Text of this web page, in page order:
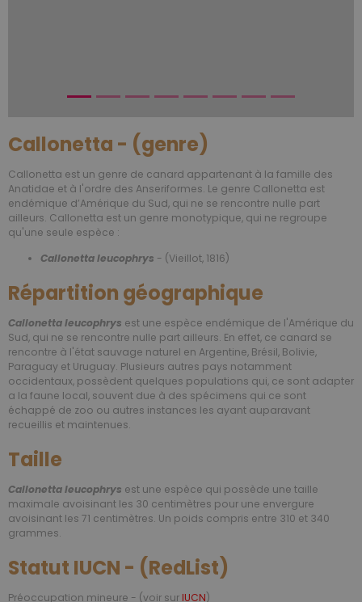
Callonetta - (genre)
Callonetta est un genre de canard appartenant à la famille des
Anatidae et à l'ordre des Anseriformes. Le genre Callonetta est
endémique d’Amérique du Sud, qui ne se rencontre nulle part
ailleurs. Callonetta est un genre monotypique, qui ne regroupe
qu'une seule espèce :
Callonetta leucophrys - (Vieillot, 1816)
Répartition géographique
Callonetta leucophrys est une espèce endémique de l'Amérique du
Sud, qui ne se rencontre nulle part ailleurs. En effet, ce canard se
rencontre à l'état sauvage naturel en Argentine, Brésil, Bolivie,
Paraguay et Uruguay. Plusieurs autres pays notamment
occidentaux, possèdent quelques populations qui, ce sont adapter
a la faune local, souvent due à des spécimens qui ce sont
échappé de zoo ou autres instances les ayant auparavant
recueillis et maintenues.
Taille
Callonetta leucophrys est une espèce qui possède une taille
maximale avoisinant les 30 centimètres pour une envergure
avoisinant les 71 centimètres. Un poids compris entre 310 et 340
grammes.
Statut IUCN - (RedList)
Préoccupation mineure - (voir sur IUCN)